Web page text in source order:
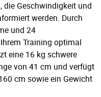
die Geschwindigkeit und
werden. Durch
und 24
Training optimal
eine 16 kg schwere
von 41 cm und verfügt
cm sowie ein Gewicht